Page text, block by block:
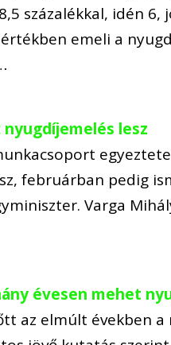
százalékkal, idén
emeli a
nyugdíjemelés lesz
februárban pedig
Varga
évesen mehet
az elmúlt években